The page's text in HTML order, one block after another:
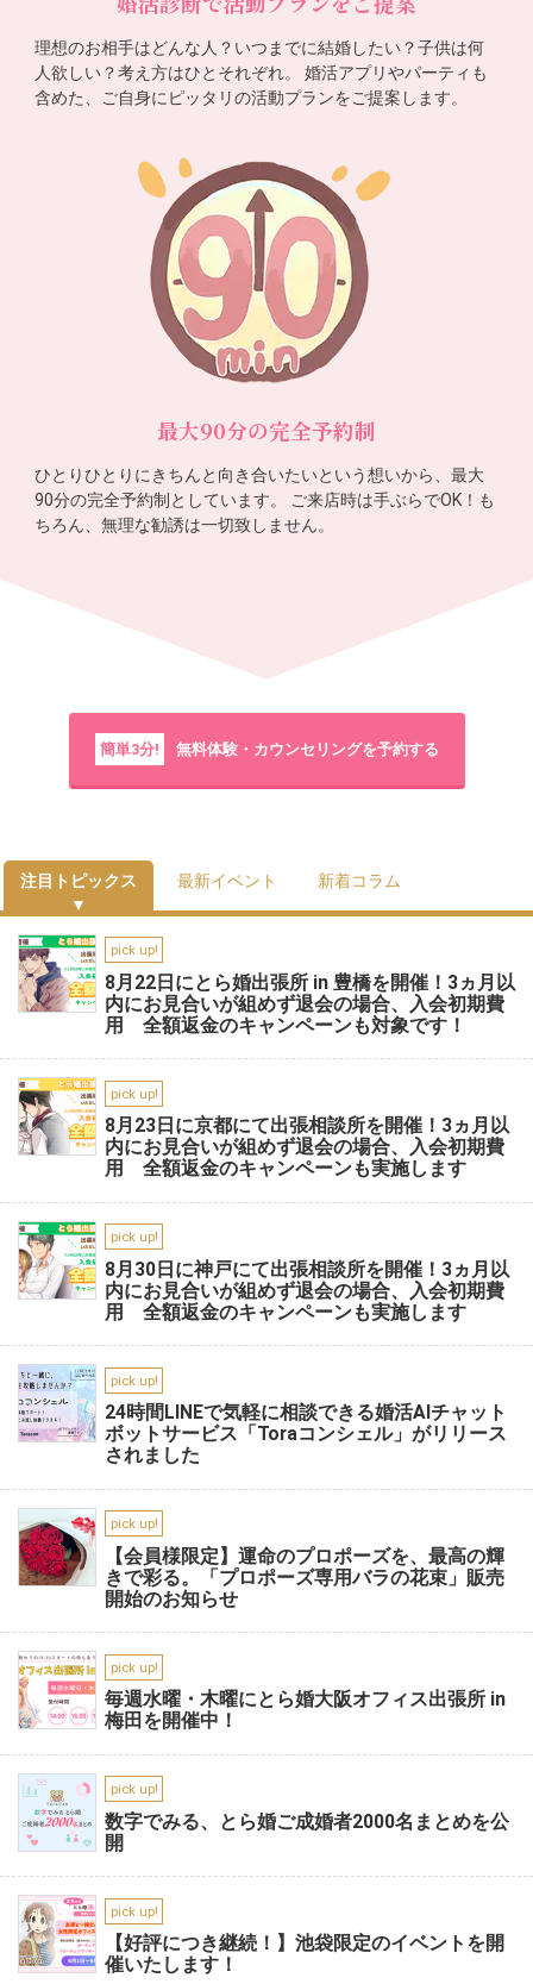
理想のお相手はどんな人？いつまでに結婚したい？子供は何
人欲しい？考え方はひとそれぞれ。 婚活アプリやパーティも
含めた、ご自身にピッタリの活動プランをご提案します。
最大90分の完全予約制
ひとりひとりにきちんと向き合いたいという想いから、最大
90分の完全予約制としています。 ご来店時は手ぶらでOK！も
ちろん、無理な勧誘は一切致しません。
簡単3分! 無料体験・カウンセリングを予約する
注目トピックス 最新イベント 新着コラム
pick up!
8月22日にとら婚出張所 in 豊橋を開催！3ヵ月以
内にお見合いが組めず退会の場合、入会初期費
用 全額返金のキャンペーンも対象です！
pick up!
8月23日に京都にて出張相談所を開催！3ヵ月以
内にお見合いが組めず退会の場合、入会初期費
用 全額返金のキャンペーンも実施します
pick up!
8月30日に神戸にて出張相談所を開催！3ヵ月以
内にお見合いが組めず退会の場合、入会初期費
用 全額返金のキャンペーンも実施します
pick up!
24時間LINEで気軽に相談できる婚活AIチャット
ボットサービス「Toraコンシェル」がリリース
されました
pick up!
【会員様限定】運命のプロポーズを、最高の輝
きで彩る。「プロポーズ専用バラの花束」販売
開始のお知らせ
pick up!
毎週水曜・木曜にとら婚大阪オフィス出張所 in
梅田を開催中！
pick up!
数字でみる、とら婚ご成婚者2000名まとめを公
開
pick up!
【好評につき継続！】池袋限定のイベントを開
催いたします！